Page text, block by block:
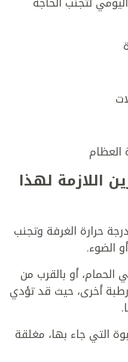
العظام
اللازمة لهذا
حرارة الغرفة وتجنب
الضوء.
الحمام، أو بالقرب من
أخرى، حيث قد تؤدي
التي جاء بها، مغلقة